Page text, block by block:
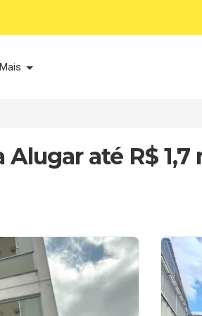
Mais
até R$ 1,7